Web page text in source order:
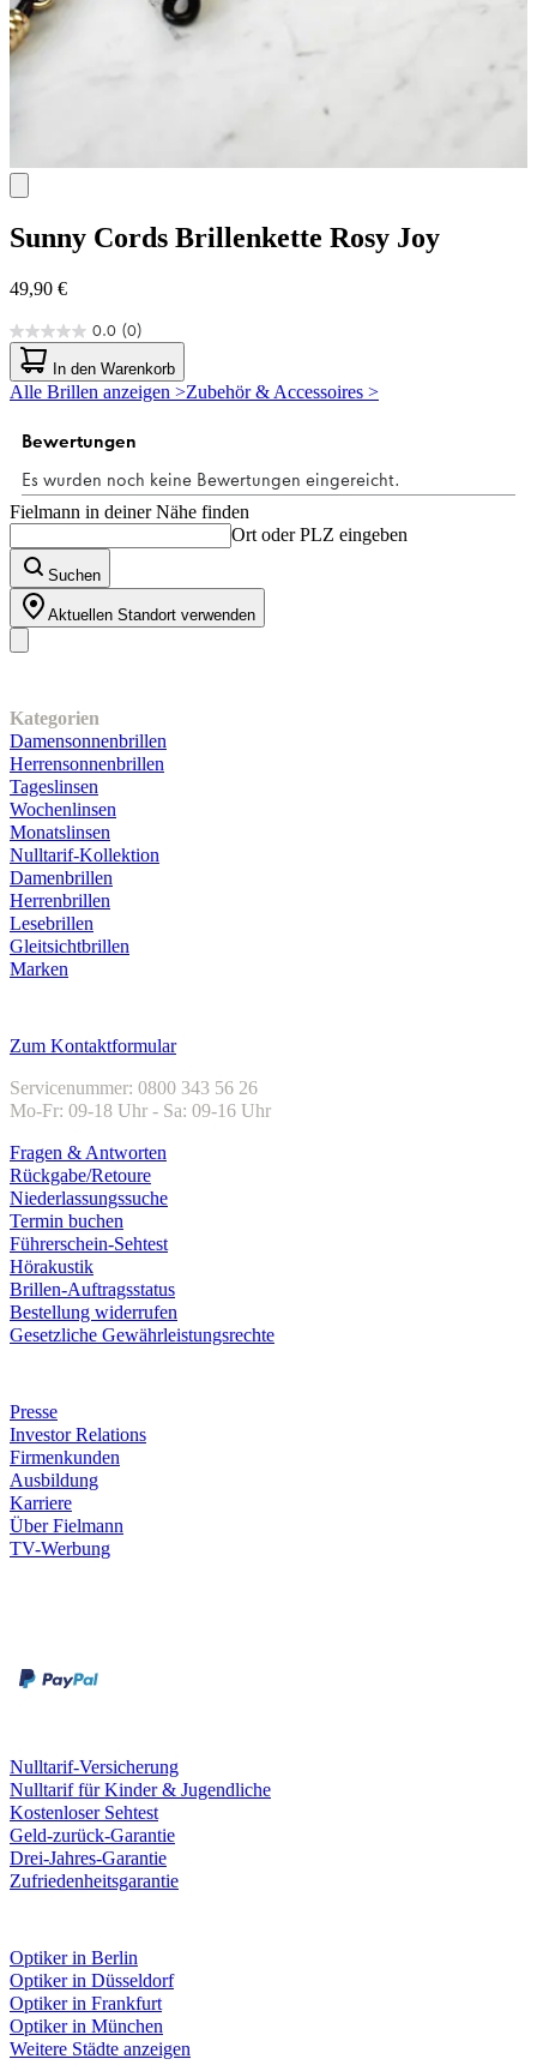
Sunny Cords Brillenkette Rosy Joy
49,90 €
0.0 (0)
0.0
von
5
Sternen.
In den Warenkorb
Alle Brillen anzeigen >Zubehör & Accessoires >
Fielmann in deiner Nähe finden
Ort oder PLZ eingeben
Suchen
Aktuellen Standort verwenden
Kategorien
Damensonnenbrillen
Herrensonnenbrillen
Tageslinsen
Wochenlinsen
Monatslinsen
Nulltarif-Kollektion
Damenbrillen
Herrenbrillen
Lesebrillen
Gleitsichtbrillen
Marken
Zum Kontaktformular
Servicenummer: 0800 343 56 26
Mo-Fr: 09-18 Uhr - Sa: 09-16 Uhr
Fragen & Antworten
Rückgabe/Retoure
Niederlassungssuche
Termin buchen
Führerschein-Sehtest
Hörakustik
Brillen-Auftragsstatus
Bestellung widerrufen
Gesetzliche Gewährleistungsrechte
Presse
Investor Relations
Firmenkunden
Ausbildung
Karriere
Über Fielmann
TV-Werbung
Nulltarif-Versicherung
Nulltarif für Kinder & Jugendliche
Kostenloser Sehtest
Geld-zurück-Garantie
Drei-Jahres-Garantie
Zufriedenheitsgarantie
Optiker in Berlin
Optiker in Düsseldorf
Optiker in Frankfurt
Optiker in München
Weitere Städte anzeigen